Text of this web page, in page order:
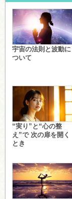
宇宙の法則と波動に
ついて
“実り”と“心の整
え”で 次の扉を開く
とき